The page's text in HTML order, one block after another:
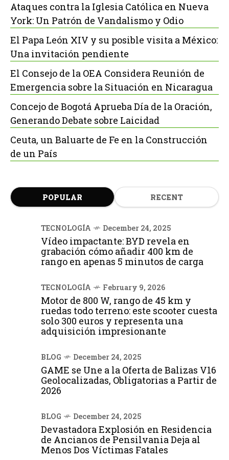
Ataques contra la Iglesia Católica en Nueva
York: Un Patrón de Vandalismo y Odio
El Papa León XIV y su posible visita a México:
Una invitación pendiente
El Consejo de la OEA Considera Reunión de
Emergencia sobre la Situación en Nicaragua
Concejo de Bogotá Aprueba Día de la Oración,
Generando Debate sobre Laicidad
Ceuta, un Baluarte de Fe en la Construcción
de un País
POPULAR RECENT
TECNOLOGÍA December 24, 2025
Vídeo impactante: BYD revela en
grabación cómo añadir 400 km de
rango en apenas 5 minutos de carga
TECNOLOGÍA February 9, 2026
Motor de 800 W, rango de 45 km y
ruedas todo terreno: este scooter cuesta
solo 300 euros y representa una
adquisición impresionante
BLOG December 24, 2025
GAME se Une a la Oferta de Balizas V16
Geolocalizadas, Obligatorias a Partir de
2026
BLOG December 24, 2025
Devastadora Explosión en Residencia
de Ancianos de Pensilvania Deja al
Menos Dos Víctimas Fatales